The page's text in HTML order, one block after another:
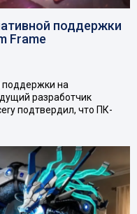
поддержки
Frame
поддержки на
разработчик
подтвердил, что ПК-